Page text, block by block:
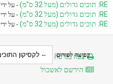
RE: תוכים גדולים (מעל 32 ס"מ) - על ידי
RE: תוכים גדולים (מעל 32 ס"מ) - על ידי
RE: תוכים גדולים (מעל 32 ס"מ) - על ידי
צפה בגרסה מותאמת להדפסה
הירשם לאשכול
קפיצה לפורום: